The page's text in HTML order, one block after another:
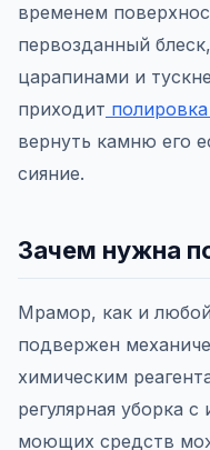
временем
первозданный
царапинами и
приходит
вернуть камню его
сияние.
Зачем нужна
Мрамор, как и
подвержен
химическим
регулярная уборка
моющих средств